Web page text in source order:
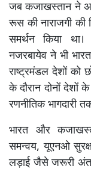
जब कजाखस्तान ने
रूस की नाराजगी की
समर्थन किया
नजरबायेव ने भी
राष्ट्रमंडल देशों को
के दौरान दोनों देशों
रणनीतिक भागदारी
भारत और
समन्वय, यूएनओ
लड़ाई जैसे जरूरी